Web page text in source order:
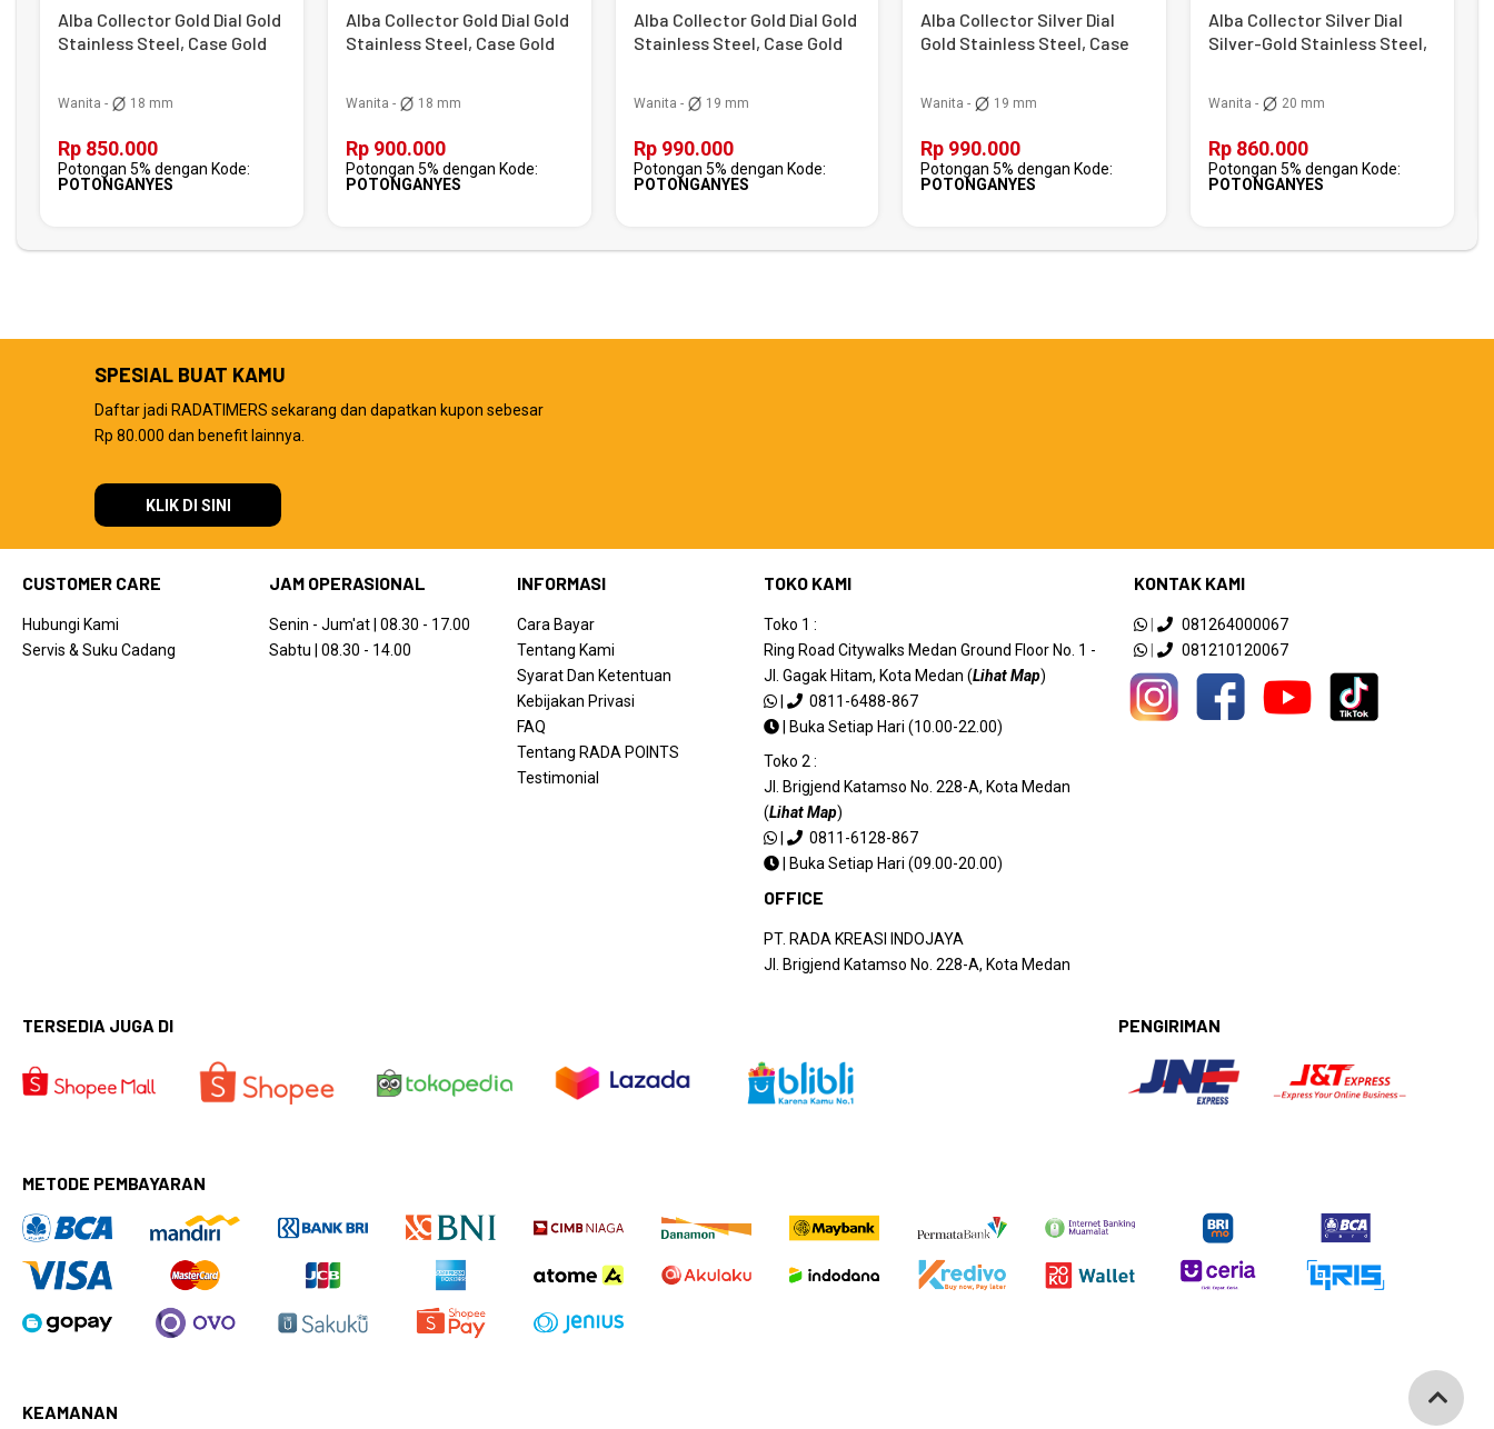
Alba Collector Gold Dial Gold
Stainless Steel, Case Gold
Wanita - 18 mm
Rp 850.000
Potongan 5% dengan Kode:
POTONGANYES
Alba Collector Gold Dial Gold
Stainless Steel, Case Gold
Wanita - 18 mm
Rp 900.000
Potongan 5% dengan Kode:
POTONGANYES
Alba Collector Gold Dial Gold
Stainless Steel, Case Gold
Wanita - 19 mm
Rp 990.000
Potongan 5% dengan Kode:
POTONGANYES
Alba Collector Silver Dial
Gold Stainless Steel, Case
Wanita - 19 mm
Rp 990.000
Potongan 5% dengan Kode:
POTONGANYES
Alba Collector Silver Dial
Silver-Gold Stainless Steel,
Wanita - 20 mm
Rp 860.000
Potongan 5% dengan Kode:
POTONGANYES
SPESIAL BUAT KAMU
Daftar jadi RADATIMERS sekarang dan dapatkan kupon sebesar
Rp 80.000 dan benefit lainnya.
KLIK DI SINI
CUSTOMER CARE
Hubungi Kami
Servis & Suku Cadang
JAM OPERASIONAL
Senin - Jum'at | 08.30 - 17.00
Sabtu | 08.30 - 14.00
INFORMASI
Cara Bayar
Tentang Kami
Syarat Dan Ketentuan
Kebijakan Privasi
FAQ
Tentang RADA POINTS
Testimonial
TOKO KAMI
Toko 1 :
Ring Road Citywalks Medan Ground Floor No. 1 -
Jl. Gagak Hitam, Kota Medan (Lihat Map)
|
0811-6488-867
|
Buka Setiap Hari (10.00-22.00)
Toko 2 :
Jl. Brigjend Katamso No. 228-A, Kota Medan
(Lihat Map)
|
0811-6128-867
|
Buka Setiap Hari (09.00-20.00)
OFFICE
PT. RADA KREASI INDOJAYA
Jl. Brigjend Katamso No. 228-A, Kota Medan
KONTAK KAMI
|
081264000067
|
081210120067
TERSEDIA JUGA DI PENGIRIMAN
METODE PEMBAYARAN
KEAMANAN